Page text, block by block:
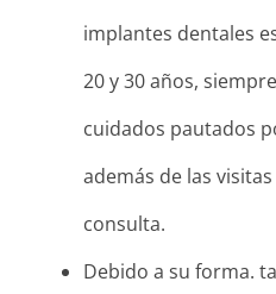
implantes dentales
20 y 30 años,
cuidados pautados
además de las
consulta.
Debido a su forma.